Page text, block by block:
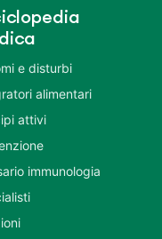
e disturbi
alimentari
attivi
immunologia